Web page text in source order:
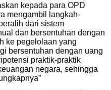
kepada para OPD
mengambil langkah-
dari sistem
dan bersentuhan dengan
ke pegelolaan yang
bersentuhan dengan uang
praktik-praktik
negara, sehingga